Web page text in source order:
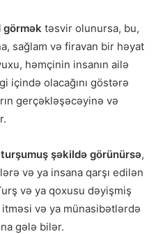
görmək təsvir olunursa, bu,
sağlam və firavan bir həyat
həmçinin insanın ailə
içində olacağını göstərə
gerçəkləşəcəyinə və
şəkildə görünürsə,
və ya insana qarşı edilən
və ya qoxusu dəyişmiş
və ya münasibətlərdə
gələ bilər.